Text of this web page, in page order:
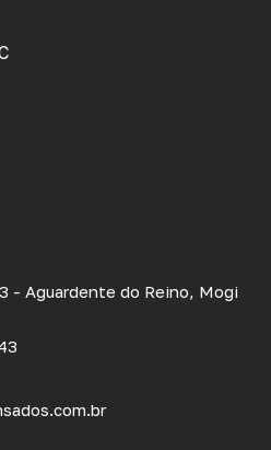
- Aguardente do Reino, Mogi